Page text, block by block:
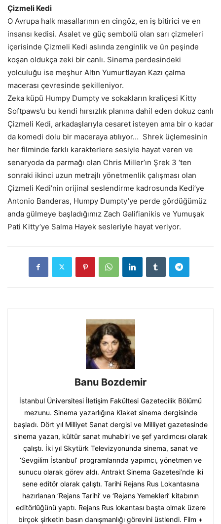
Çizmeli Kedi
O Avrupa halk masallarının en cingöz, en iş bitirici ve en
insansı kedisi. Asalet ve güç sembolü olan sarı çizmeleri
içerisinde Çizmeli Kedi aslında zenginlik ve ün peşinde
koşan oldukça zeki bir canlı. Sinema perdesindeki
yolculuğu ise meşhur Altın Yumurtlayan Kazı çalma
macerası çevresinde şekilleniyor.
Zeka küpü Humpy Dumpty ve sokakların kraliçesi Kitty
Softpaws’u bu kendi hırsızlık planına dahil eden dokuz canlı
Çizmeli Kedi, arkadaşlarıyla cesaret isteyen ama bir o kadar
da komedi dolu bir maceraya atılıyor… Shrek üçlemesinin
her filminde farklı karakterlere sesiyle hayat veren ve
senaryoda da parmağı olan Chris Miller’ın Şrek 3 ‘ten
sonraki ikinci uzun metrajlı yönetmenlik çalışması olan
Çizmeli Kedi’nin orijinal seslendirme kadrosunda Kedi’ye
Antonio Banderas, Humpy Dumpty’ye perde gördüğümüz
anda gülmeye başladığımız Zach Galifianikis ve Yumuşak
Pati Kitty’ye Salma Hayek sesleriyle hayat veriyor.
Banu Bozdemir
İstanbul Üniversitesi İletişim Fakültesi Gazetecilik Bölümü
mezunu. Sinema yazarlığına Klaket sinema dergisinde
başladı. Dört yıl Milliyet Sanat dergisi ve Milliyet gazetesinde
sinema yazarı, kültür sanat muhabiri ve şef yardımcısı olarak
çalıştı. İki yıl Skytürk Televizyonunda sinema, sanat ve
‘Sevgilim İstanbul’ programlarında yapımcı, yönetmen ve
sunucu olarak görev aldı. Antrakt Sinema Gazetesi’nde iki
sene editör olarak çalıştı. Tarihi Rejans Rus Lokantasına
hazırlanan ‘Rejans Tarihi’ ve ‘Rejans Yemekleri’ kitabının
editörlüğünü yaptı. Rejans Rus lokantası başta olmak üzere
birçok şirketin basın danışmanlığı görevini üstlendi. Film +